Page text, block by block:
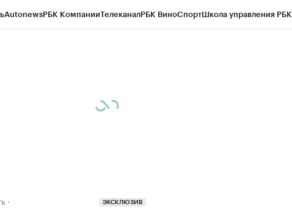
AutonewsРБК КомпанииТелеканалРБК ВиноСпортШкола управления РБК
ЭКСКЛЮЗИВ